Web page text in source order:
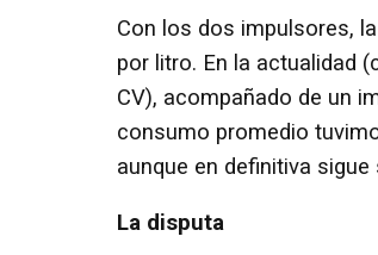
Con los dos impulsores,
por litro. En la actualidad
CV), acompañado de un
consumo promedio
aunque en definitiva
La disputa